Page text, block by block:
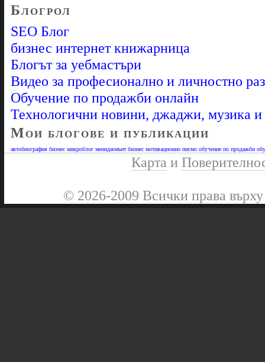
Блогрол
SEO Блог
бизнес интернет книжарница
Блогът за уебмастъри
Видео за професионално и личностно
Обучение по продажби онлайн
Технологични новини, джаджи, музика
Мои блогове и публикации
автобиография бизнес микроблог мениджмънт бизнес мотивационно писмо обучение по продажби
Карта и
© 2026-2009 Всички права върху